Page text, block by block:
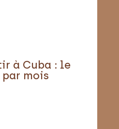
à Cuba : le
mois